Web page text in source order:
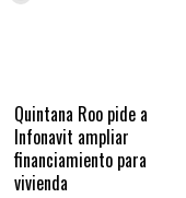
Quintana Roo pide a
Infonavit ampliar
financiamiento para
vivienda